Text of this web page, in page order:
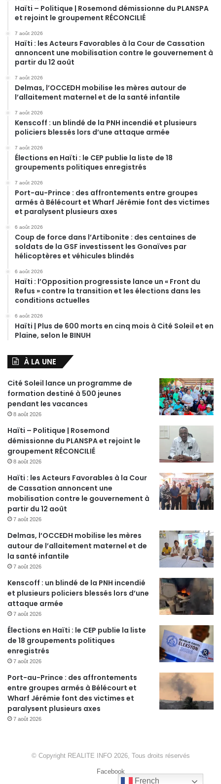
Haïti – Politique | Rosemond démissionne du PLANSPA
et rejoint le groupement RÉCONCILIÉ
7 août 2026
Haïti : les Acteurs Favorables à la Cour de Cassation
annoncent une mobilisation contre le gouvernement à
partir du 12 août
7 août 2026
Delmas, l’OCCEDH mobilise les mères autour de
l’allaitement maternel et de la santé infantile
7 août 2026
Kenscoff : un blindé de la PNH incendié et plusieurs
policiers blessés lors d’une attaque armée
7 août 2026
Élections en Haïti : le CEP publie la liste de 18
groupements politiques enregistrés
7 août 2026
Port-au-Prince : des affrontements entre groupes
armés à Bélécourt et Wharf Jérémie font des victimes
et paralysent plusieurs axes
6 août 2026
Coup de force dans l’Artibonite : des centaines de
soldats de la GSF investissent les Gonaïves par
hélicoptères et véhicules blindés
6 août 2026
Haïti : l’Opposition progressiste lance un « Front du
Refus » contre la transition et les élections dans les
conditions actuelles
6 août 2026
Haïti | Plus de 600 morts en cinq mois à Cité Soleil et en
Plaine, selon le BINUH
À LA UNE
Cité Soleil lance un programme de
formation destiné à 500 jeunes
pendant les vacances
8 août 2026
Haïti – Politique | Rosemond
démissionne du PLANSPA et rejoint le
groupement RÉCONCILIÉ
8 août 2026
Haïti : les Acteurs Favorables à la Cour
de Cassation annoncent une
mobilisation contre le gouvernement à
partir du 12 août
7 août 2026
Delmas, l’OCCEDH mobilise les mères
autour de l’allaitement maternel et de
la santé infantile
7 août 2026
Kenscoff : un blindé de la PNH incendié
et plusieurs policiers blessés lors d’une
attaque armée
7 août 2026
Élections en Haïti : le CEP publie la liste
de 18 groupements politiques
enregistrés
7 août 2026
Port-au-Prince : des affrontements
entre groupes armés à Bélécourt et
Wharf Jérémie font des victimes et
paralysent plusieurs axes
7 août 2026
© Copyright REALITE INFO 2026, Tous droits réservés
Facebook
French
French